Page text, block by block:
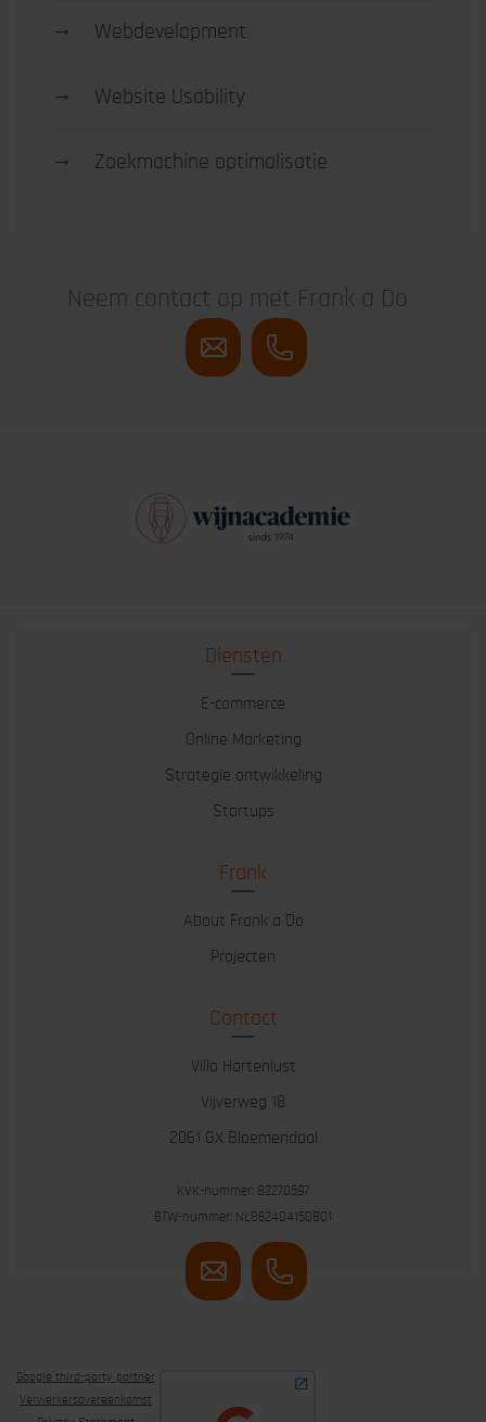
→ Webdevelopment
→ Website Usability
→ Zoekmachine optimalisatie
Neem contact op met Frank a Do
Diensten
E-commerce
Online Marketing
Strategie ontwikkeling
Startups
Frank
About Frank a Do
Projecten
Contact
Villa Hartenlust
Vijverweg 18
2061 GX Bloemendaal
KVK-nummer: 82270597
BTW-nummer: NL862404150B01
Google third-party partner
Verwerkersovereenkomst